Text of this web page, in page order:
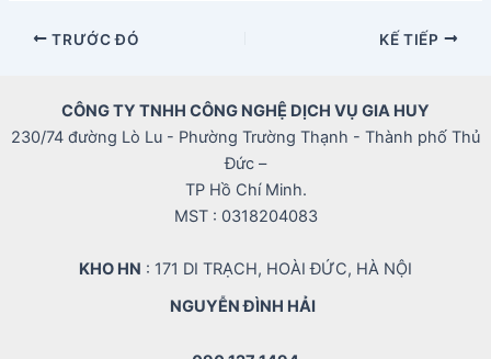
Điều
TRƯỚC ĐÓ KẾ TIẾP
CÔNG TY TNHH CÔNG NGHỆ DỊCH VỤ GIA HUY
230/74 đường Lò Lu - Phường Trường Thạnh - Thành phố Thủ
Đức –
TP Hồ Chí Minh.
MST : 0318204083
KHO HN : 171 DI TRẠCH, HOÀI ĐỨC, HÀ NỘI
NGUYỄN ĐÌNH HẢI